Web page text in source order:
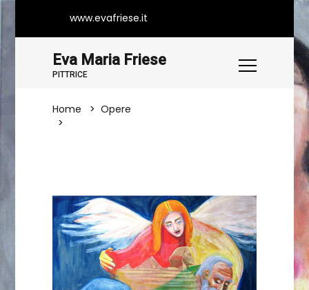
www.evafriese.it
Eva Maria Friese
PITTRICE
Home
Opere